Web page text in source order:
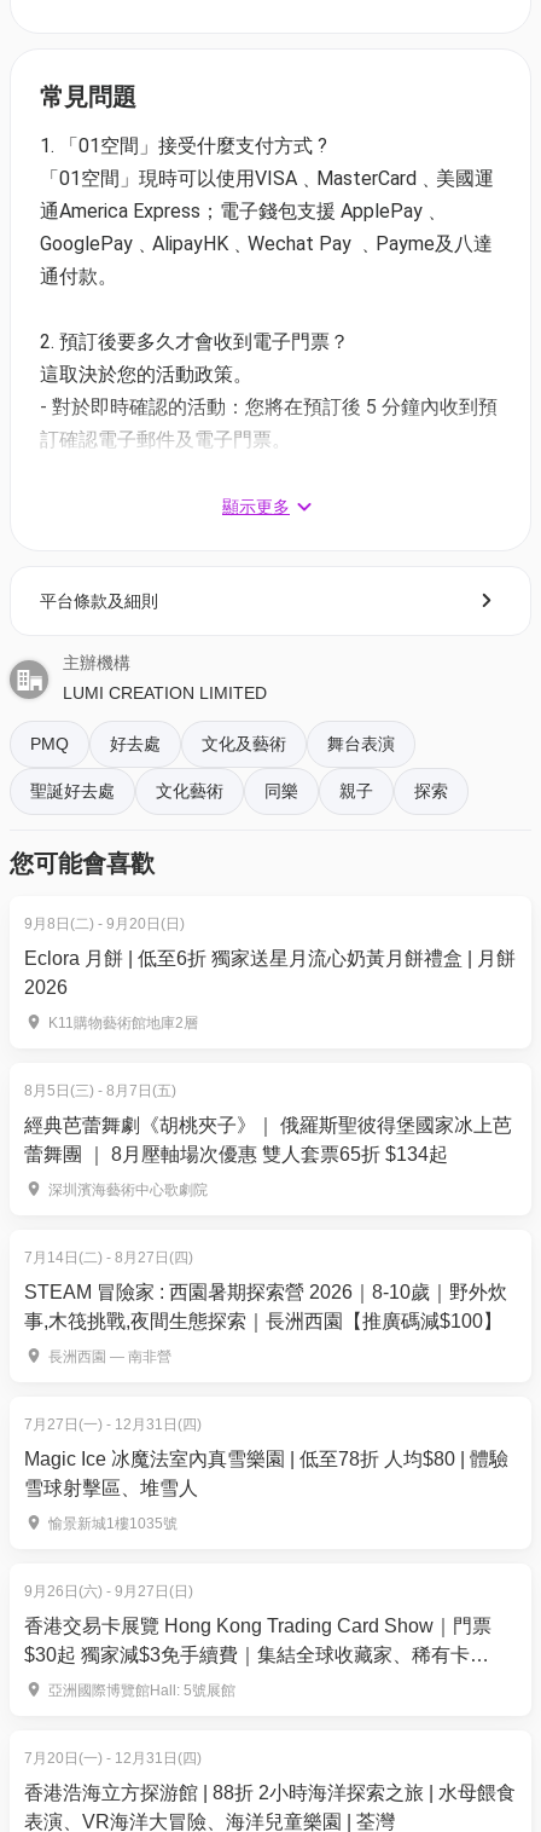
不加場)
地點：中環鴨巴甸街元創方地面廣場（不設劃位）
語言支援：附 中英字幕解說
11月30日前 早鳥低至88折購票（名額有限，絕不加
場!)
成人 HK$490
12歲或以下 HK290
⭐正價
成人 HK$530
屐，還有傳統習俗一同參與
的難忘回憶
【和匠心傳 Wa!CraftLink 2025｜日本國寶級淡路人
精巧機關驅動眉眼唇齒，細膩演繹喜怒哀樂
江戶華服重現百年工藝，金線刺繡流光溢彩
繹震撼劇場
主辦單位保留一切更改本活動安排之權利。如有任何
爭議，主辦單位保留最終決定權。
常見問題
1. 「01空間」接受什麼支付方式 ?
「01空間」現時可以使用VISA﹑MasterCard﹑美國運
通America Express；電子錢包支援 ApplePay﹑
GooglePay﹑AlipayHK﹑Wechat Pay ﹑Payme及八達
通付款。
2. 預訂後要多久才會收到電子門票？
這取決於您的活動政策。
- 對於即時確認的活動：您將在預訂後 5 分鐘內收到預
訂確認電子郵件及電子門票。
1 - 3 個工作天內發送到您所登記的電郵地址。
- 會員可以下載《香港01》流動應用程式(APP) ，並以
按「門票」> 點擊相關活動電子門票；
- 透過訂單電郵內按「查看電子票」連結; 部份活動設
有電子門票附件(PDF)。
4. 我預訂了活動，但還沒收到確認電郵，該怎樣辦？
01space@hk01.com 與我們聯絡。
5. 下單後，我可以修改訂單或申請退款嗎？
訂單確認後，不設修改及退款，如需更多協助，請電
郵到 01space@hk01.com。
於「01空間」購票，每消費$1即可賺取1「01積
分」。揀啱心水活動，以100分扣減$1購買門票。玩完
再賺，賺完再買、再食、再玩！
顯示更多
平台條款及細則
主辦機構
LUMI CREATION LIMITED
PMQ 好去處 文化及藝術 舞台表演
聖誕好去處 文化藝術 同樂 親子 探索
您可能會喜歡
9月8日(二) - 9月20日(日)
Eclora 月餅 | 低至6折 獨家送星月流心奶黃月餅禮盒 | 月餅
2026
K11購物藝術館地庫2層
8月5日(三) - 8月7日(五)
經典芭蕾舞劇《胡桃夾子》｜ 俄羅斯聖彼得堡國家冰上芭
蕾舞團 ｜ 8月壓軸場次優惠 雙人套票65折 $134起
深圳濱海藝術中心歌劇院
7月14日(二) - 8月27日(四)
STEAM 冒險家 : 西園暑期探索營 2026｜8-10歲｜野外炊
事,木筏挑戰,夜間生態探索｜長洲西園【推廣碼減$100】
長洲西園 — 南非營
7月27日(一) - 12月31日(四)
Magic Ice 冰魔法室內真雪樂園 | 低至78折 人均$80 | 體驗
雪球射擊區、堆雪人
愉景新城1樓1035號
9月26日(六) - 9月27日(日)
香港交易卡展覽 Hong Kong Trading Card Show｜門票
$30起 獨家減$3免手續費｜集結全球收藏家、稀有卡
150+攤位— 運動卡、寶可夢、集換式卡牌遊戲、航海王等
亞洲國際博覽館Hall: 5號展館
7月20日(一) - 12月31日(四)
香港浩海立方探游館 | 88折 2小時海洋探索之旅 | 水母餵食
表演、VR海洋大冒險、海洋兒童樂園 | 荃灣